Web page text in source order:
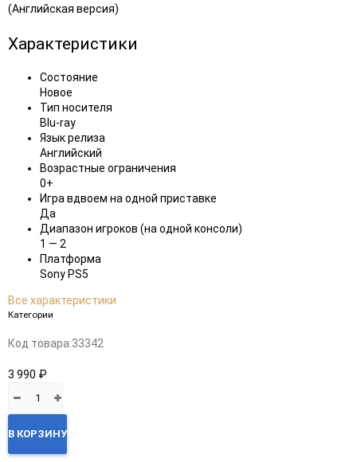
избранное
Характеристики
Состояние
Новое
Тип носителя
Blu-ray
Язык релиза
Английский
Возрастные ограничения
0+
Игра вдвоем на одной приставке
Да
Диапазон игроков (на одной консоли)
1 — 2
Платформа
Sony PS5
Все характеристики
Категории
Код товара:33342
3 990 ₽
В КОРЗИНУ